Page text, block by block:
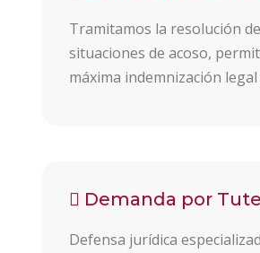
Tramitamos la resolución
situaciones de acoso,
máxima indemnización
Demanda por
Defensa jurídica